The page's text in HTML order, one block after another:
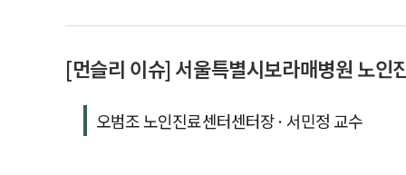
[먼슬리 이슈] 서울특별시보라매병원 노인
오범조 노인진료센터센터장· 서민정 교수